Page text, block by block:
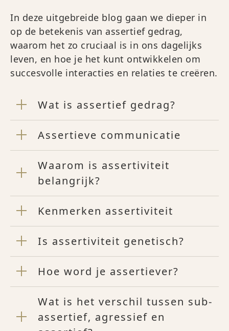
In deze uitgebreide blog gaan we dieper in
op de betekenis van assertief gedrag,
waarom het zo cruciaal is in ons dagelijks
leven, en hoe je het kunt ontwikkelen om
succesvolle interacties en relaties te creëren.
Wat is assertief gedrag?
Assertieve communicatie
Waarom is assertiviteit
belangrijk?
Kenmerken assertiviteit
Is assertiviteit genetisch?
Hoe word je assertiever?
Wat is het verschil tussen sub-
assertief, agressief en